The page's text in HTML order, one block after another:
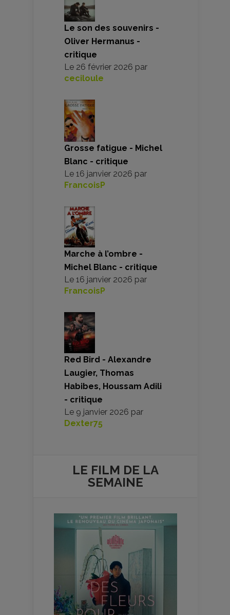
Le son des souvenirs -
Oliver Hermanus -
critique
Le 26 février 2026 par
ceciloule
Grosse fatigue - Michel
Blanc - critique
Le 16 janvier 2026 par
FrancoisP
Marche à l’ombre -
Michel Blanc - critique
Le 16 janvier 2026 par
FrancoisP
Red Bird - Alexandre
Laugier, Thomas
Habibes, Houssam Adili
- critique
Le 9 janvier 2026 par
Dexter75
LE FILM DE LA
SEMAINE